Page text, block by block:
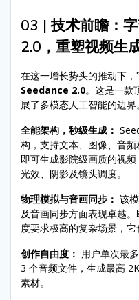
03 | 技术前瞻：
2.0，重塑视频生
在这一增长势头的推动下
Seedance 2.0。这是一款
展了多模态人工智能的边界。
全能架构，秒级生成：
构，支持文本、图像、音
即可生成影院级画质的视频
光效、阴影及镜头调度。
物理模拟与音画同步： 该
及音画同步方面表现卓越
度要求极高的复杂场景，它
创作自由度： 用户单次最
3 个音频文件，生成最高
素材。